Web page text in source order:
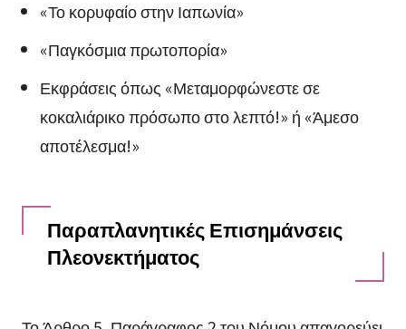
«Το κορυφαίο στην Ιαπωνία»
«Παγκόσμια πρωτοπορία»
Εκφράσεις όπως «Μεταμορφώνεστε σε
κοκαλιάρικο πρόσωπο στο λεπτό!» ή «Άμεσο
αποτέλεσμα!»
Παραπλανητικές Επισημάνσεις
Πλεονεκτήματος